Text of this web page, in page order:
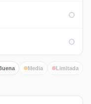
Media Limitada